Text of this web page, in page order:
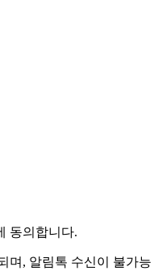
동의합니다.
며, 알림톡 수신이 불가능